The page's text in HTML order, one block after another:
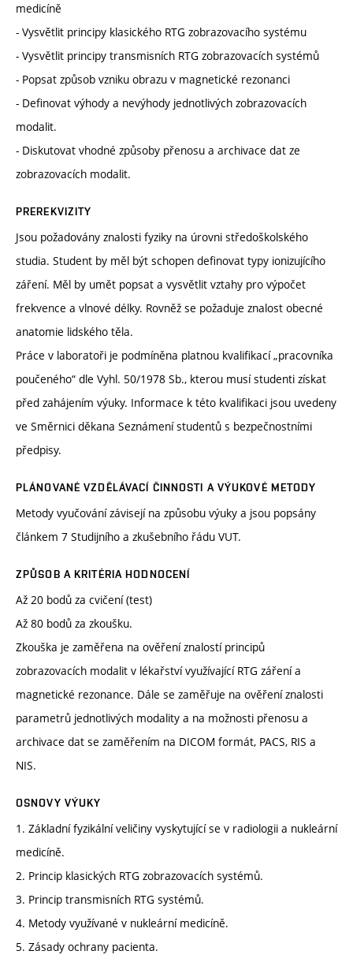
medicíně
- Vysvětlit principy klasického RTG zobrazovacího systému
- Vysvětlit principy transmisních RTG zobrazovacích systémů
- Popsat způsob vzniku obrazu v magnetické rezonanci
- Definovat výhody a nevýhody jednotlivých zobrazovacích
modalit.
- Diskutovat vhodné způsoby přenosu a archivace dat ze
zobrazovacích modalit.
PREREKVIZITY
Jsou požadovány znalosti fyziky na úrovni středoškolského
studia. Student by měl být schopen definovat typy ionizujícího
záření. Měl by umět popsat a vysvětlit vztahy pro výpočet
frekvence a vlnové délky. Rovněž se požaduje znalost obecné
anatomie lidského těla.
Práce v laboratoři je podmíněna platnou kvalifikací „pracovníka
poučeného“ dle Vyhl. 50/1978 Sb., kterou musí studenti získat
před zahájením výuky. Informace k této kvalifikaci jsou uvedeny
ve Směrnici děkana Seznámení studentů s bezpečnostními
předpisy.
PLÁNOVANÉ VZDĚLÁVACÍ ČINNOSTI A VÝUKOVÉ METODY
Metody vyučování závisejí na způsobu výuky a jsou popsány
článkem 7 Studijního a zkušebního řádu VUT.
ZPŮSOB A KRITÉRIA HODNOCENÍ
Až 20 bodů za cvičení (test)
Až 80 bodů za zkoušku.
Zkouška je zaměřena na ověření znalostí principů
zobrazovacích modalit v lékařství využívající RTG záření a
magnetické rezonance. Dále se zaměřuje na ověření znalosti
parametrů jednotlivých modality a na možnosti přenosu a
archivace dat se zaměřením na DICOM formát, PACS, RIS a
NIS.
OSNOVY VÝUKY
1. Základní fyzikální veličiny vyskytující se v radiologii a nukleární
medicíně.
2. Princip klasických RTG zobrazovacích systémů.
3. Princip transmisních RTG systémů.
4. Metody využívané v nukleární medicíně.
5. Zásady ochrany pacienta.